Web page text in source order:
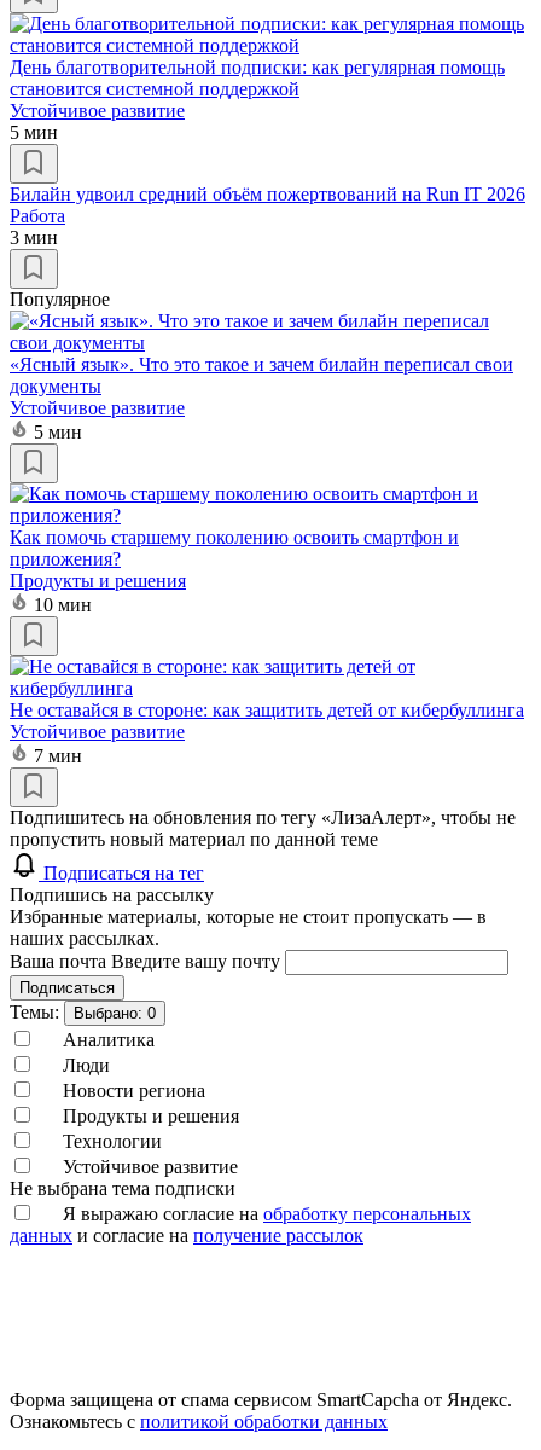
День благотворительной подписки: как регулярная помощь
становится системной поддержкой
Устойчивое развитие
5 мин
Билайн удвоил средний объём пожертвований на Run IT 2026
Работа
3 мин
Популярное
«Ясный язык». Что это такое и зачем билайн переписал свои
документы
Устойчивое развитие
5 мин
Как помочь старшему поколению освоить смартфон и
приложения?
Продукты и решения
10 мин
Не оставайся в стороне: как защитить детей от кибербуллинга
Устойчивое развитие
7 мин
Подпишитесь на обновления по тегу «ЛизаАлерт», чтобы не
пропустить новый материал по данной теме
Подписаться на тег
Подпишись на рассылку
Избранные материалы, которые не стоит пропускать — в
наших рассылках.
Ваша почта Введите вашу почту
Подписаться
Темы: Выбрано: 0
Аналитика
Люди
Новости региона
Продукты и решения
Технологии
Устойчивое развитие
Не выбрана тема подписки
Я выражаю согласие на обработку персональных
данных и согласие на получение рассылок
Форма защищена от спама сервисом SmartCapcha от Яндекс.
Ознакомьтесь с политикой обработки данных